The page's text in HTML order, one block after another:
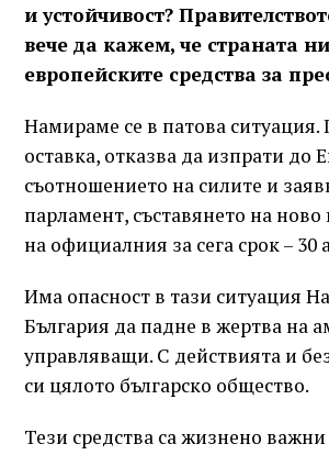
и устойчивост?
вече да кажем, че страната
европейските средства за
Намираме се в патова ситуация.
оставка, отказва да изпрати до
съотношението на силите и
парламент, съставянето на
на официалния за сега срок –
Има опасност в тази ситуация
България да падне в жертва на
управляващи. С действията и
си цялото българско общество.
Тези средства са жизнено